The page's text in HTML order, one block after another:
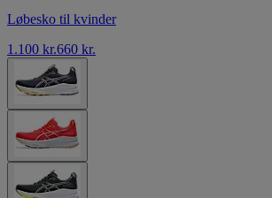
Løbesko til kvinder
1.100 kr.660 kr.